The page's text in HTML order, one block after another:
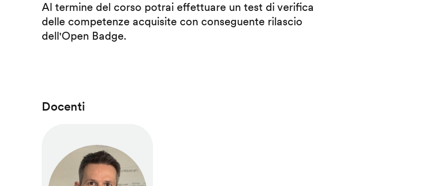
Al termine del corso potrai effettuare un test di verifica
delle competenze acquisite con conseguente rilascio
dell'Open Badge.
Docenti